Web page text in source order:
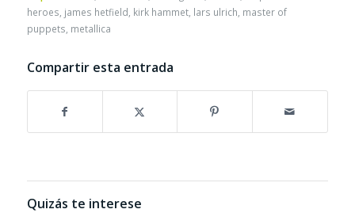
heroes james hetfield kirk hammet, lars ulrich master of
puppets metallica
Compartir esta entrada
Quizás te interese